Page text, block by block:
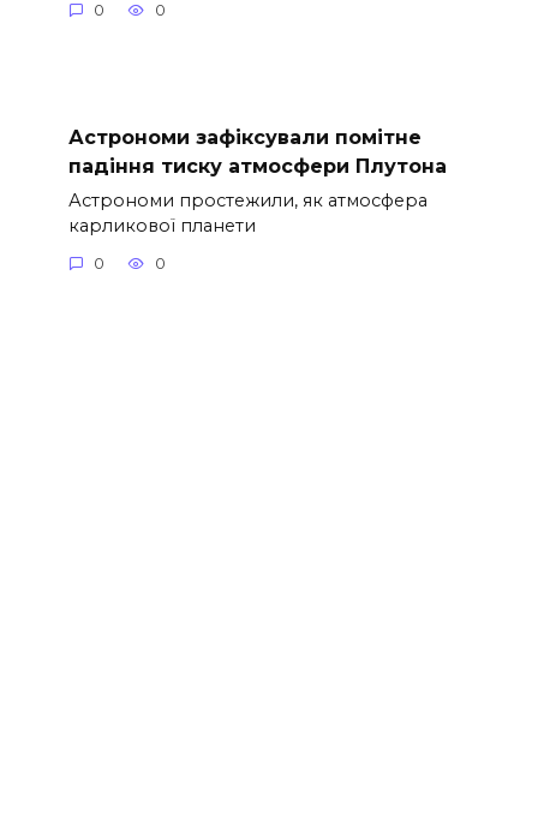
0 0
Астрономи зафіксували помітне
падіння тиску атмосфери Плутона
Астрономи простежили, як атмосфера
карликової планети
0 0